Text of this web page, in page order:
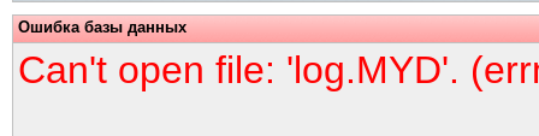
Ошибка базы данных
Can't open file: 'log.MYD'.